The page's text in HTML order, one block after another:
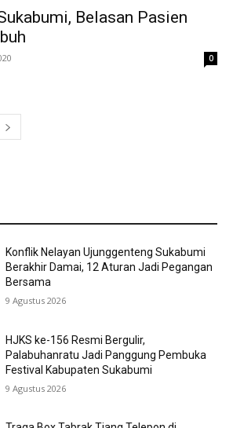
Belasan Pasien
0
Konflik Nelayan Ujunggenteng Sukabumi
Berakhir Damai, 12 Aturan Jadi Pegangan
Bersama
9 Agustus 2026
HJKS ke-156 Resmi Bergulir,
Palabuhanratu Jadi Panggung Pembuka
Festival Kabupaten Sukabumi
9 Agustus 2026